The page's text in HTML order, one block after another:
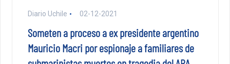
Diario Uchile 02-12-2021
Someten a proceso a ex presidente argentino
Mauricio Macri por espionaje a familiares de